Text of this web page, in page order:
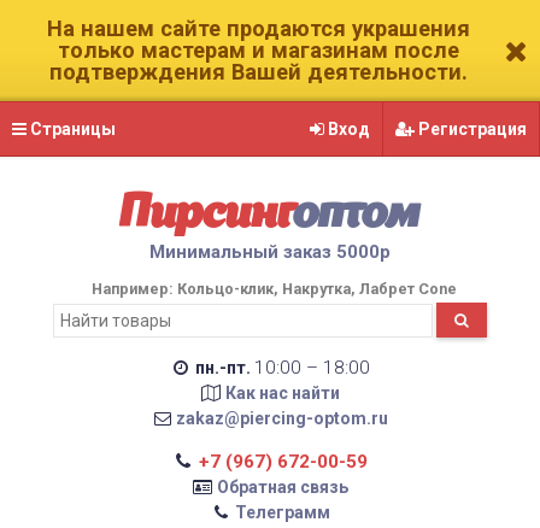
На нашем сайте продаются украшения
только мастерам и магазинам после
подтверждения Вашей деятельности.
Страницы Вход Регистрация
Пирсингоптом
Минимальный заказ 5000р
Например: Кольцо-клик Накрутка Лабрет Cone
пн.-пт. 10:00 – 18:00
Как нас найти
zakaz@piercing-optom.ru
+7 (967) 672-00-59
Обратная связь
Телеграмм